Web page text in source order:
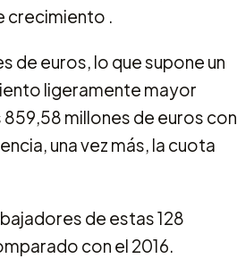
crecimiento .
de euros, lo que supone un
ligeramente mayor
millones de euros con
una vez más, la cuota
de estas 128
con el 2016.